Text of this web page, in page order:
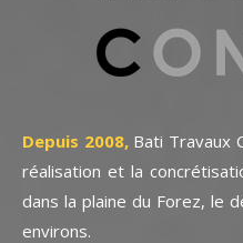
Depuis 2008, Bati Travaux
réalisation et la
dans la plaine du Forez, le
environs.